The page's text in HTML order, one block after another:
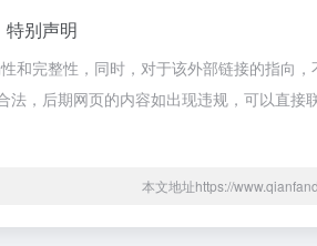
特别声明
和完整性，同时，对于该外部链接的指向
，后期网页的内容如出现违规，可以直接
本文地址https://